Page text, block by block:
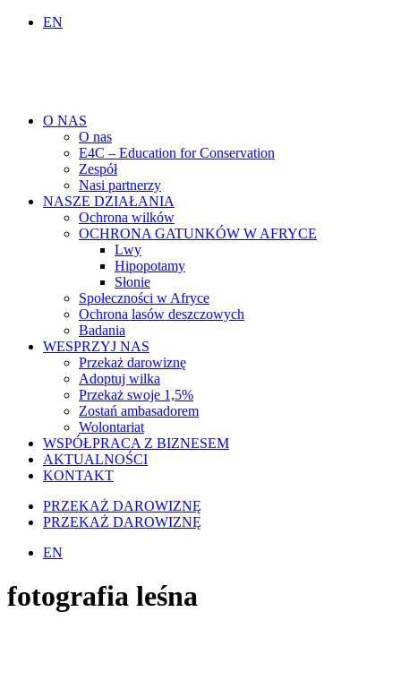
EN
O NAS
O nas
E4C – Education for Conservation
Zespół
Nasi partnerzy
NASZE DZIAŁANIA
Ochrona wilków
OCHRONA GATUNKÓW W AFRYCE
Lwy
Hipopotamy
Słonie
Społeczności w Afryce
Ochrona lasów deszczowych
Badania
WESPRZYJ NAS
Przekaż darowiznę
Adoptuj wilka
Przekaż swoje 1,5%
Zostań ambasadorem
Wolontariat
WSPÓŁPRACA Z BIZNESEM
AKTUALNOŚCI
KONTAKT
PRZEKAŻ DAROWIZNĘ
PRZEKAŻ DAROWIZNĘ
EN
fotografia leśna